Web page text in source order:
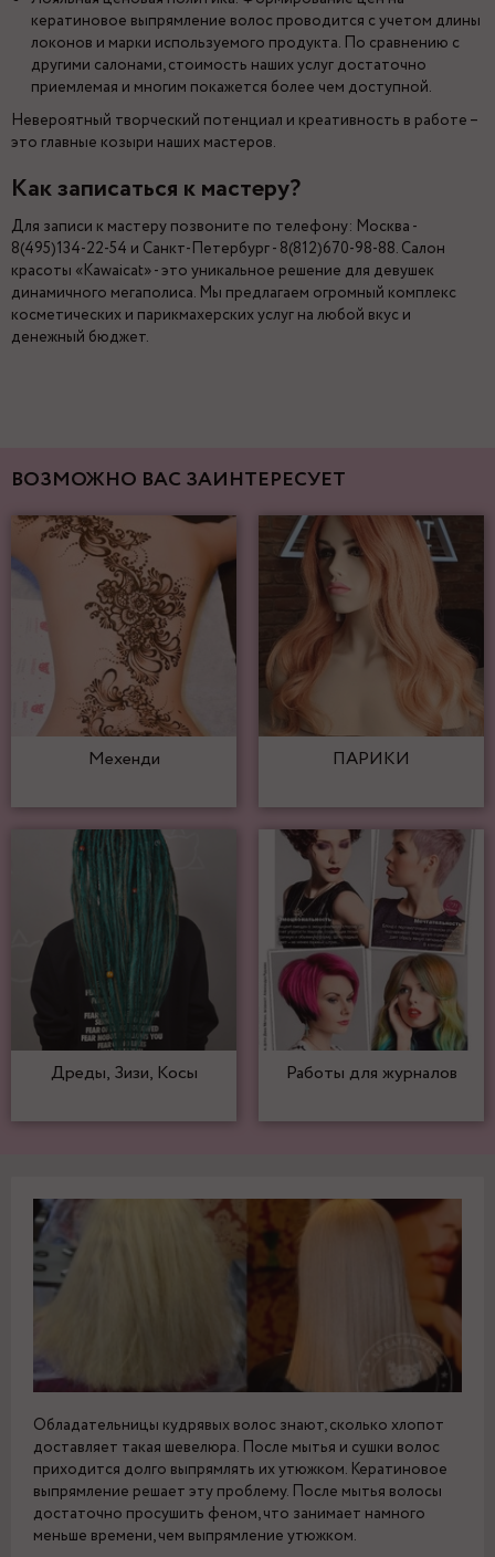
кератиновое выпрямление волос проводится с учетом длины
локонов и марки используемого продукта. По сравнению с
другими салонами, стоимость наших услуг достаточно
приемлемая и многим покажется более чем доступной.
Невероятный творческий потенциал и креативность в работе –
это главные козыри наших мастеров.
Как записаться к мастеру?
Для записи к мастеру позвоните по телефону: Москва -
8(495)134-22-54 и Санкт-Петербург - 8(812)670-98-88. Салон
красоты «Kawaicat» - это уникальное решение для девушек
динамичного мегаполиса. Мы предлагаем огромный комплекс
косметических и парикмахерских услуг на любой вкус и
денежный бюджет.
ВОЗМОЖНО ВАС ЗАИНТЕРЕСУЕТ
Мехенди ПАРИКИ
Дреды, Зизи, Косы Работы для журналов
Обладательницы кудрявых волос знают, сколько хлопот
доставляет такая шевелюра. После мытья и сушки волос
приходится долго выпрямлять их утюжком. Кератиновое
выпрямление решает эту проблему. После мытья волосы
достаточно просушить феном, что занимает намного
меньше времени, чем выпрямление утюжком.